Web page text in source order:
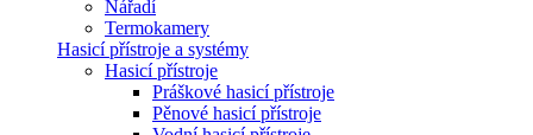
Nářadí
Termokamery
Hasicí přístroje a systémy
Hasicí přístroje
Práškové hasicí přístroje
Pěnové hasicí přístroje